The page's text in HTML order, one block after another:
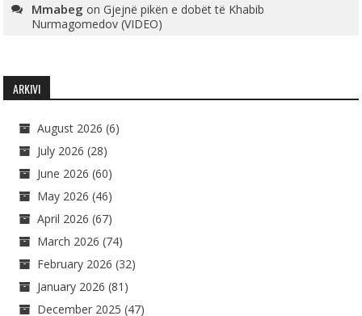
Mmabeg onGjejnë pikën e dobët të Khabib
Nurmagomedov (VIDEO)
ARKIVI
August 2026 (6)
July 2026 (28)
June 2026 (60)
May 2026 (46)
April 2026 (67)
March 2026 (74)
February 2026 (32)
January 2026 (81)
December 2025 (47)